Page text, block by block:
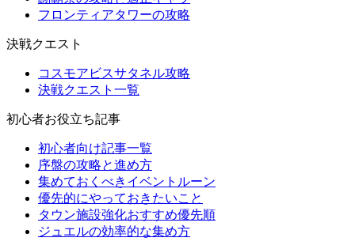
フロンティアタワーの攻略
決戦クエスト
コスモアビスサタネル攻略
決戦クエスト一覧
初心者お役立ち記事
初心者向け記事一覧
序盤の攻略と進め方
集めておくべきイベントルーン
優先的にやっておきたいこと
タウン施設強化おすすめ優先順
ジュエルの効率的な集め方